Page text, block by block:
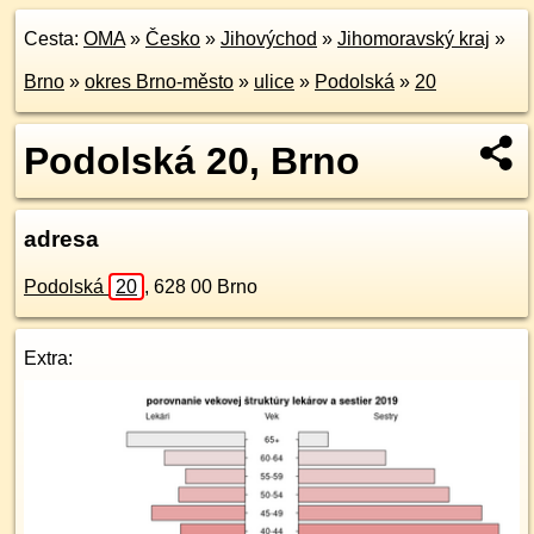
Cesta: OMA» Česko » Jihovýchod » Jihomoravský kraj »
Brno » okres Brno-město » ulice » Podolská » 20
Podolská 20, Brno
adresa
Podolská 20 , 628 00 Brno
Extra: